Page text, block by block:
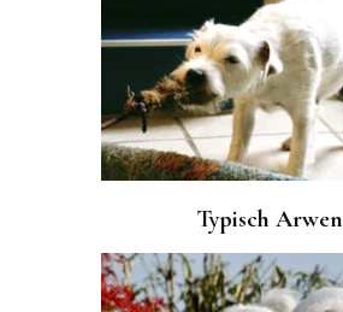
Typisch Arwen